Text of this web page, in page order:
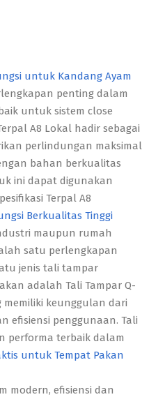
untuk Kandang Ayam
penting dalam
untuk sistem close
A8 Lokal hadir sebagai
perlindungan maksimal
bahan berkualitas
ini dapat digunakan
Terpal A8
Berkualitas Tinggi
maupun rumah
satu perlengkapan
jenis tali tampar
adalah Tali Tampar Q-
memiliki keunggulan dari
efisiensi penggunaan. Tali
performa terbaik dalam
untuk Tempat Pakan
modern, efisiensi dan